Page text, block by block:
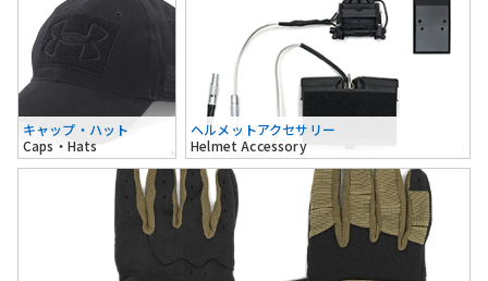
キャップ・ハット
Caps・Hats
ヘルメットアクセサリー
Helmet Accessory